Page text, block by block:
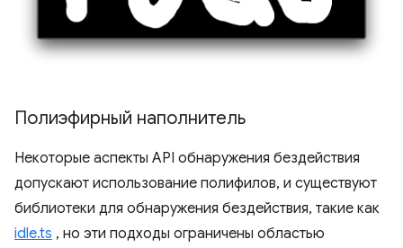
Полиэфирный наполнитель
Некоторые аспекты API обнаружения бездействия
допускают использование полифилов, и существуют
библиотеки для обнаружения бездействия, такие как
idle.ts , но эти подходы ограничены областью